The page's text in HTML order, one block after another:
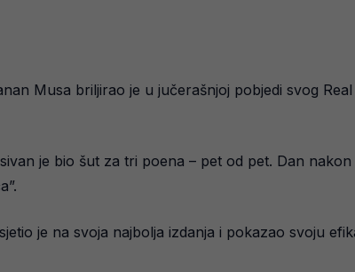
Musa briljirao je u jučerašnjoj pobjedi svog
je bio šut za tri poena – pet od pet. Dan
je na svoja najbolja izdanja i pokazao svoju